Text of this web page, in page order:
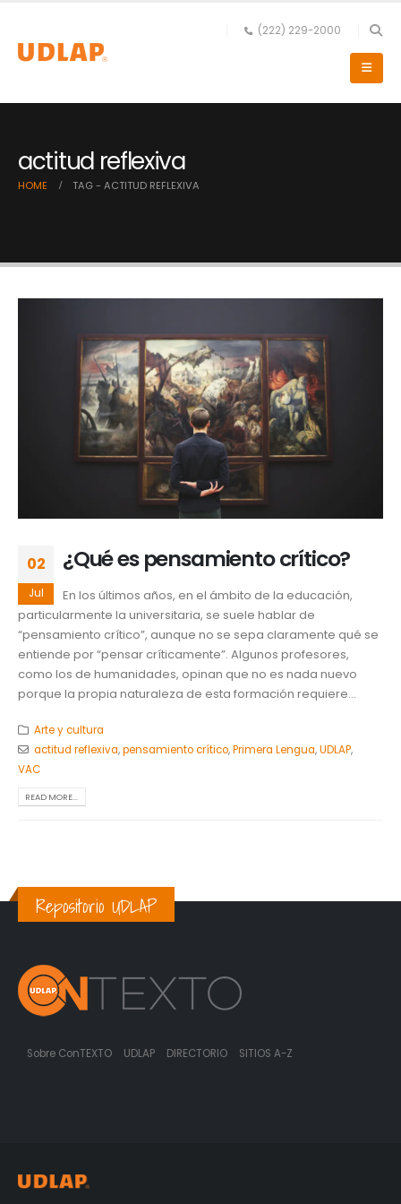
(222) 229-2000
actitud reflexiva
HOME TAG - ACTITUD REFLEXIVA
02
Jul
¿Qué es pensamiento crítico?
En los últimos años, en el ámbito de la educación,
particularmente la universitaria, se suele hablar de
“pensamiento crítico”, aunque no se sepa claramente qué se
entiende por “pensar críticamente”. Algunos profesores,
como los de humanidades, opinan que no es nada nuevo
porque la propia naturaleza de esta formación requiere...
Arte y cultura
actitud reflexiva,pensamiento crítico,Primera Lengua,UDLAP,
VAC
READ MORE...
Repositorio UDLAP
Sobre ConTEXTO UDLAP DIRECTORIO SITIOS A-Z